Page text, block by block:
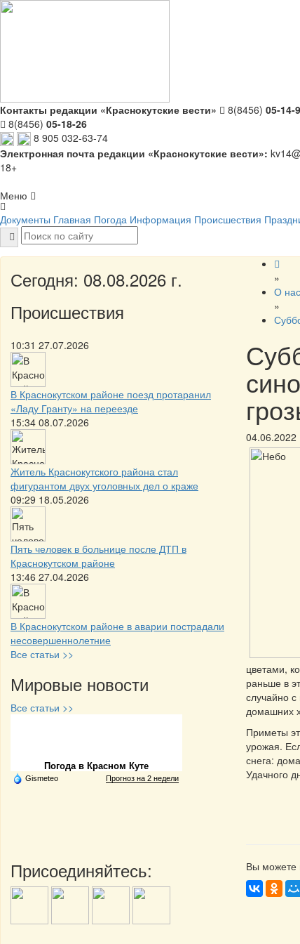
Контакты редакции «Краснокутские вести» 8(8456) 05-14-
8(8456) 05-18-26
8 905 032-63-74
Электронная почта редакции «Краснокутские вести»:
18+
Меню
Документы Главная Погода Информация Происшествия
Сегодня: 08.08.2026 г.
Происшествия
10:31 27.07.2026
В Краснокутском районе поезд протаранил
«Ладу Гранту» на переезде
15:34 08.07.2026
Житель Краснокутского района стал
фигурантом двух уголовных дел о краже
09:29 18.05.2026
Пять человек в больнице после ДТП в
Краснокутском районе
13:46 27.04.2026
В Краснокутском районе в аварии пострадали
несовершеннолетние
Все статьи >>
Мировые новости
Все статьи >>
Погода в Красном Куте
Gismeteo Прогноз на 2 недели
Присоединяйтесь:
»
О нас
»
04.06.2022
цветами,
раньше в
случайно
домашних
Приметы
урожая.
снега:
Удачного
Вы можете